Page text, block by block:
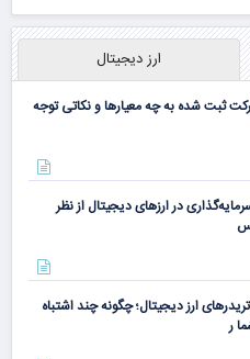
ارز دیجیتال
ثبت شده به چه معیارها و نکاتی توجه
در ارزهای دیجیتال از نظر
تریدرهای ارز دیجیتال؛ چگونه چند اشتباه
ر